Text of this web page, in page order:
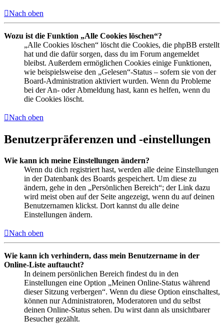
Nach oben
Wozu ist die Funktion „Alle Cookies löschen“?
„Alle Cookies löschen“ löscht die Cookies, die phpBB erstellt
hat und die dafür sorgen, dass du im Forum angemeldet
bleibst. Außerdem ermöglichen Cookies einige Funktionen,
wie beispielsweise den „Gelesen“-Status – sofern sie von der
Board-Administration aktiviert wurden. Wenn du Probleme
bei der An- oder Abmeldung hast, kann es helfen, wenn du
die Cookies löscht.
Nach oben
Benutzerpräferenzen und -einstellungen
Wie kann ich meine Einstellungen ändern?
Wenn du dich registriert hast, werden alle deine Einstellungen
in der Datenbank des Boards gespeichert. Um diese zu
ändern, gehe in den „Persönlichen Bereich“; der Link dazu
wird meist oben auf der Seite angezeigt, wenn du auf deinen
Benutzernamen klickst. Dort kannst du alle deine
Einstellungen ändern.
Nach oben
Wie kann ich verhindern, dass mein Benutzername in der
Online-Liste auftaucht?
In deinem persönlichen Bereich findest du in den
Einstellungen eine Option „Meinen Online-Status während
dieser Sitzung verbergen“. Wenn du diese Option einschaltest,
können nur Administratoren, Moderatoren und du selbst
deinen Online-Status sehen. Du wirst dann als unsichtbarer
Besucher gezählt.